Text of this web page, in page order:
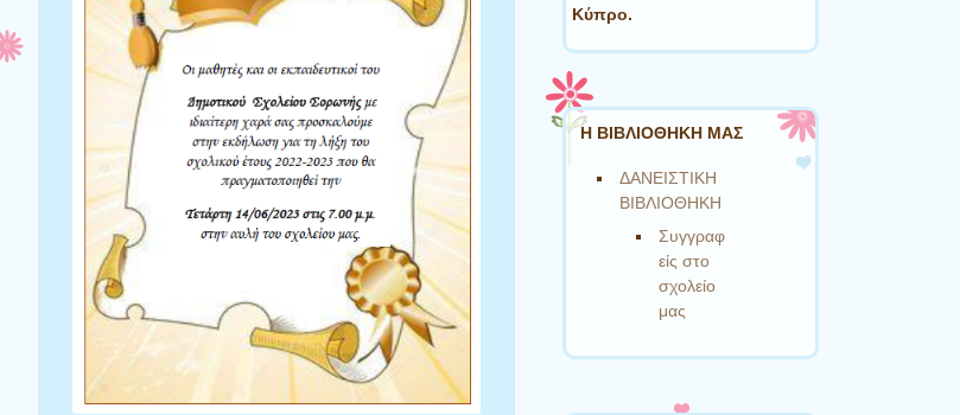
Κύπρο.
Η ΒΙΒΛΙΟΘΗΚΗ ΜΑΣ
ΔΑΝΕΙΣΤΙΚΗ
ΒΙΒΛΙΟΘΗΚΗ
Συγγραφ
είς στο
σχολείο
μας